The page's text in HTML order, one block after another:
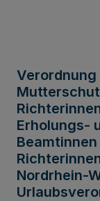
Erholungs-
Nordrhein-